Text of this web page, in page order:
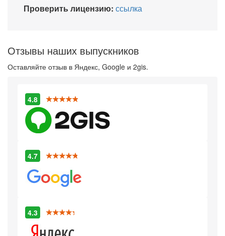
Проверить лицензию: ссылка
Отзывы наших выпускников
Оставляйте отзыв в Яндекс, Google и 2gis.
4.8
4.7
4.3